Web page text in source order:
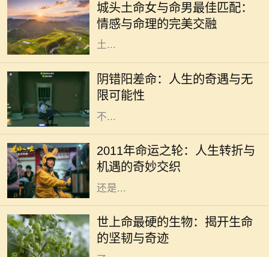
城头土命女与命男最佳匹配：
情感与命理的完美交融
侣时。城头土命的女性因其沉稳、温
和而受到许多人的喜爱。那么，城头
土...
阴错阳差命：人生的奇遇与无
限可能性
在人生的旅途中，我们或多或少都会
经历一些看似偶然，却又出人意料的
经历。阴错阳差命，这一概念源于生
活中那些出乎意料的巧合和误解，它
不...
2011年命运之轮：人生转折与
机遇的奇妙交织
2011年是一个充满变数和机遇的年
份。在这一年，许多人都经历了巨大
的变化，生活的轨迹可能因此而完全
不同。这一年，无论是从事业的发展
还是...
世上命最硬的生物：揭开生命
的坚韧与奇迹
在这个广袤无垠的地球上，生命的形
态千差万别，有些生物如繁星般绚丽
多彩，而有些则隐藏在隐秘的角落，
展现出惊人的生存能力。科学家们为